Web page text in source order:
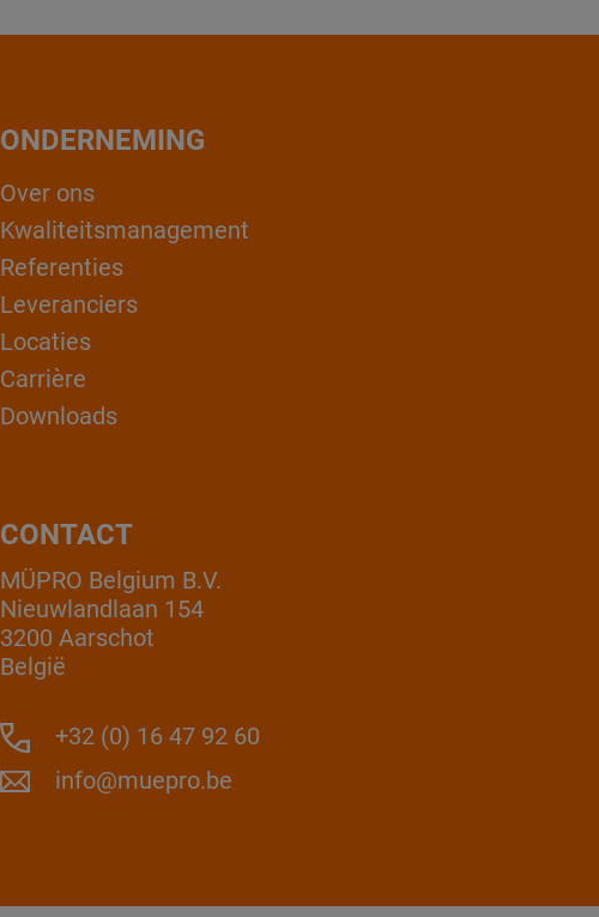
ONDERNEMING
Over ons
Kwaliteitsmanagement
Referenties
Leveranciers
Locaties
Carrière
Downloads
CONTACT
MÜPRO Belgium B.V.
Nieuwlandlaan 154
3200 Aarschot
België
+32 (0) 16 47 92 60
info@muepro.be